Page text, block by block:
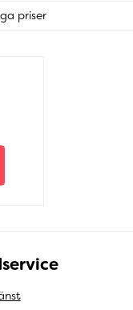
priser